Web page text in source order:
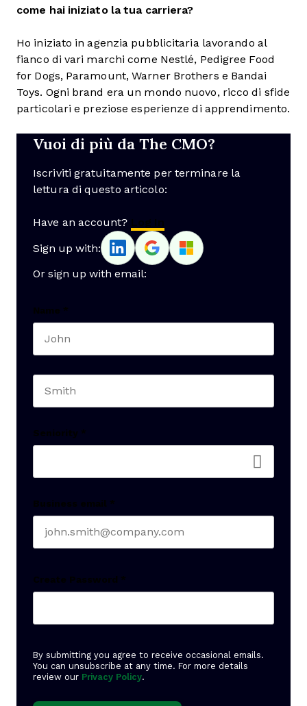
come hai iniziato la tua carriera?
Ho iniziato in agenzia pubblicitaria lavorando al
fianco di vari marchi come Nestlé, Pedigree Food
for Dogs, Paramount, Warner Brothers e Bandai
Toys. Ogni brand era un mondo nuovo, ricco di sfide
particolari e preziose esperienze di apprendimento.
Vuoi di più da The CMO?
Iscriviti gratuitamente per terminare la
lettura di questo articolo:
Have an account? Log In
Sign up with:
Or sign up with email:
Name *
Seniority *
Business email *
Create Password *
By submitting you agree to receive occasional emails.
You can unsubscribe at any time. For more details
review our Privacy Policy.